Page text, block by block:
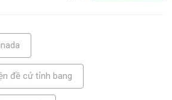
đề cử tỉnh bang